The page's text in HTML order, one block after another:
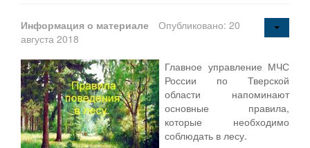
Информация о материале
Опубликовано: 20
августа 2018
Главное управление МЧС
России по Тверской
области напоминают
основные правила,
которые необходимо
соблюдать в лесу.